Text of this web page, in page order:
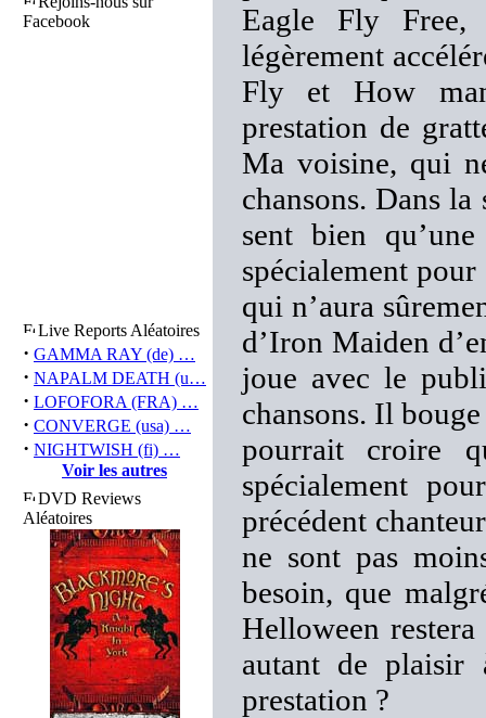
Facebook
Live Reports Aléatoires
· GAMMA RAY (de) …
· NAPALM DEATH (u…
· LOFOFORA (FRA) …
· CONVERGE (usa) …
· NIGHTWISH (fi) …
Voir les autres
DVD Reviews
Aléatoires
Eagle Fly
légèrement
Fly et How
prestation de
Ma voisine, qui
chansons. Dans
sent bien
spécialement
qui n’aura
d’Iron Maiden
joue avec le
chansons. Il
pourrait croire
spécialement
précédent
ne sont pas
besoin, que
Helloween
autant de plaisir
prestation ?